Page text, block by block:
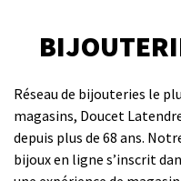
Réseau de bijouteries le
magasins, Doucet
depuis plus de 68 ans.
bijoux en ligne s’inscrit